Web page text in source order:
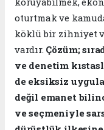
oturtmak ve
köklü bir zihniyet
vardır. Çözüm;
ve denetim
de eksiksiz
değil emanet
ve seçmeniyle